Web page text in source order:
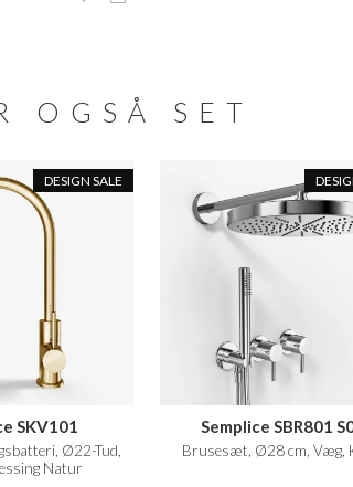
OGSÅ SET
DESIGN SALE
SKV101
Ø22-Tud,
Natur
Semplice SBR801
Brusesæt, Ø28 cm, Væg,